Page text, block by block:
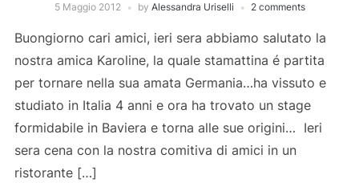
5 Maggio 2012 by Alessandra Uriselli 2 comments
Buongiorno cari amici, ieri sera abbiamo salutato la
nostra amica Karoline, la quale stamattina é partita
per tornare nella sua amata Germania…ha vissuto e
studiato in Italia 4 anni e ora ha trovato un stage
formidabile in Baviera e torna alle sue origini… Ieri
sera cena con la nostra comitiva di amici in un
ristorante […]